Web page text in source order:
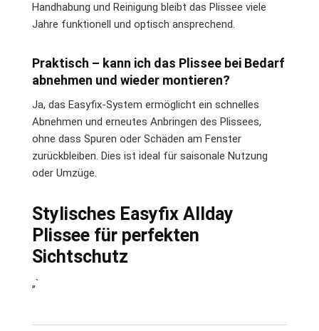
Handhabung und Reinigung bleibt das Plissee viele
Jahre funktionell und optisch ansprechend.
Praktisch – kann ich das Plissee bei Bedarf
abnehmen und wieder montieren?
Ja, das Easyfix-System ermöglicht ein schnelles
Abnehmen und erneutes Anbringen des Plissees,
ohne dass Spuren oder Schäden am Fenster
zurückbleiben. Dies ist ideal für saisonale Nutzung
oder Umzüge.
Stylisches Easyfix Allday
Plissee für perfekten
Sichtschutz
„`